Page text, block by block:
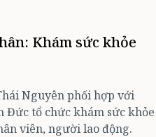
Khám sức khỏe
Nguyên phối hợp với
Đức tổ chức khám sức khỏe
viên, người lao động.